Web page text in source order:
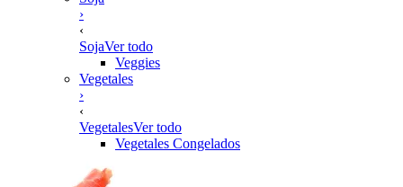
›
‹
SojaVer todo
Veggies
Vegetales
›
‹
VegetalesVer todo
Vegetales Congelados